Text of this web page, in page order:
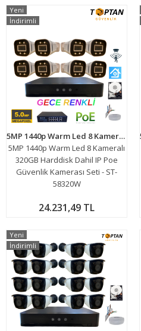
5MP 1440p Warm Led 8 Kameralı 320GB Harddisk Dahil IP Poe Güvenlik Kamerası Seti - ST-58320W
5MP 1440p Warm Led 8 Kameralı
320GB Harddisk Dahil IP Poe
Güvenlik Kamerası Seti - ST-
58320W
24.231,49 TL
Yeni
İndirimli
Yeni
İndirimli